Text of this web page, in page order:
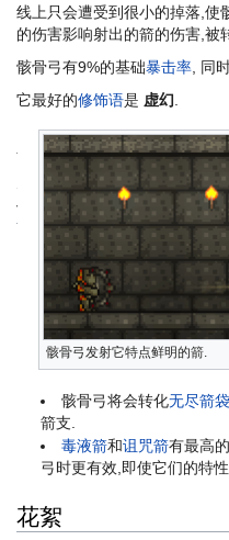
线上只会遭受到很小的掉落,使
的伤害影响射出的箭的伤害,被
骸骨弓有9%的基础暴击率 , 同
它最好的修饰语是 虚幻
骸骨弓发射它特点鲜明的箭.
小
士
骸骨弓将会转化无尽箭袋
箭支.
毒液箭和诅咒箭有最高
弓时更有效,即使它们的特
花絮